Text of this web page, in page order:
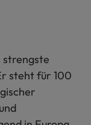
strengste
steht für 100